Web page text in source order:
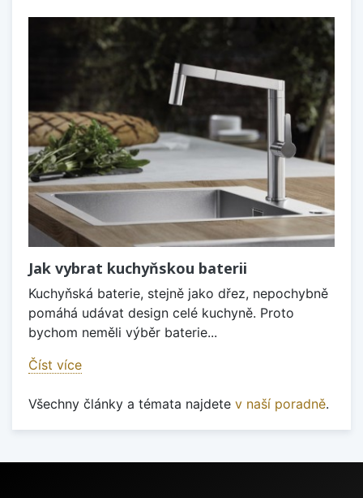
Jak vybrat kuchyňskou baterii
Kuchyňská baterie, stejně jako dřez, nepochybně
pomáhá udávat design celé kuchyně. Proto
bychom neměli výběr baterie...
Číst více
Všechny články a témata najdete v naší poradně.